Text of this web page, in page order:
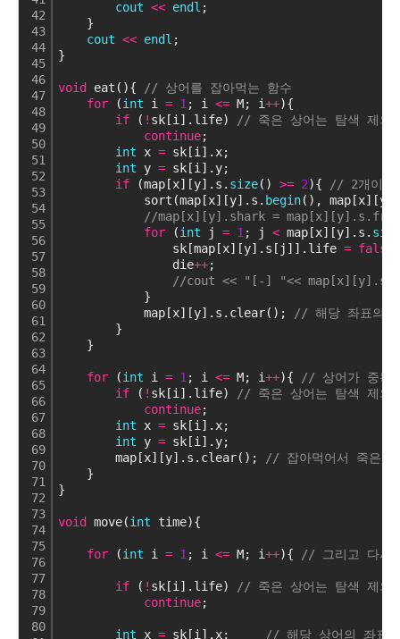
42
43
44
45
46
47
48
49
50
51
52
53
54
55
56
57
58
59
60
61
62
63
64
65
66
67
68
69
70
71
72
73
74
75
76
77
78
79
80
cout << endl ;
}
cout << endl ;
}
void eat(){
// 상어를 잡아먹는 함수
for (int i = 1 ; i <= M; i++){
if ( ! sk[i].life)
// 죽은 상어는 탐색 제외
continue;
int x = sk[i].x;
int y = sk[i].y;
if (map[x][y].s. size() >= 2){
// 2개이상
sort(map[x][y].s. begin(),
//map[x][y].shark = map[x][y].s.front();//
for (int j = 1 ; j < map[x][y].s. size
sk[map[x][y].s[j]].life = false
die++
//cout << "[-] "<< map[x][y].s[j]
}
map[x][y].s.clear();
// 해당 좌표의
}
}
for (int i = 1 ; i <= M; i++){
// 상어가 중복
if ( ! sk[i].life)
// 죽은 상어는 탐색 제외
continue;
int x = sk[i].x;
int y = sk[i].y;
map[x][y].s.clear();
// 잡아먹어서 죽은
}
}
void move(int time){
for (int i = 1 ; i <= M; i++){ // 그리고 다시
if ( ! sk[i].life)
// 죽은 상어는 탐색 제외
continue;
int x = sk[i].x;
// 해당 상어의 좌표